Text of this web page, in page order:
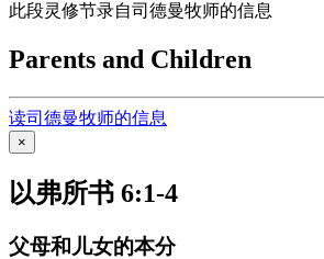
此段灵修节录自司德曼牧师的信息
Parents and Children
读司德曼牧师的信息
×
以弗所书 6:1-4
父母和儿女的本分